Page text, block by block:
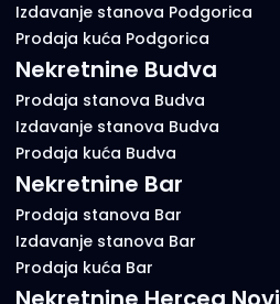
Izdavanje stanova Podgorica
Prodaja kuća Podgorica
Nekretnine Budva
Prodaja stanova Budva
Izdavanje stanova Budva
Prodaja kuća Budva
Nekretnine Bar
Prodaja stanova Bar
Izdavanje stanova Bar
Prodaja kuća Bar